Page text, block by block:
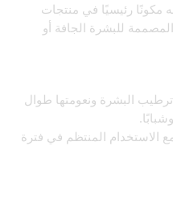
مكونًا رئيسيًا في منتجات
للبشرة الجافة أو
البشرة ونعومتها طوال
الاستخدام المنتظم في فترة